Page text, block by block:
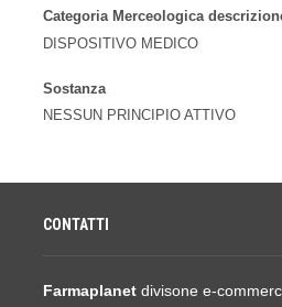
Categoria Merceologica
DISPOSITIVO MEDICO
Sostanza
NESSUN PRINCIPIO ATTIVO
CONTATTI
Farmaplanet divisone e-